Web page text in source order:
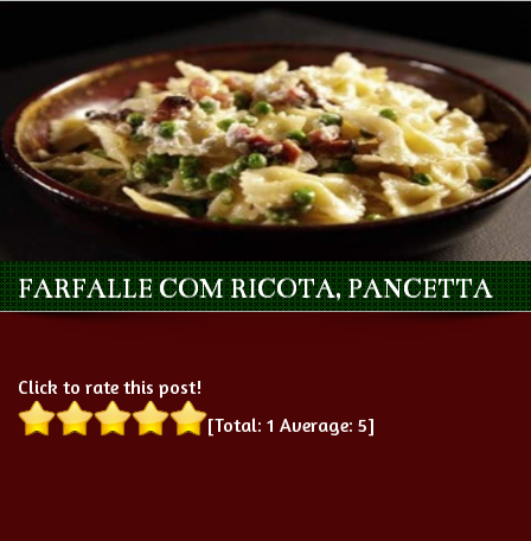
FARFALLE COM RICOTA, PANCETTA
Click to rate this post!
[Total: 1 Average: 5]